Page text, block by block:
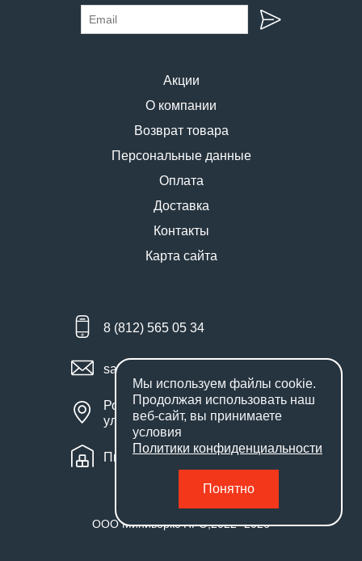
Акции
О компании
Возврат товара
Персональные данные
Оплата
Доставка
Контакты
Карта сайта
8 (812) 565 05 34
sales@miniworks.ru
Россия, Санкт-Петербург,
улица Маршала Новикова, 28Е
Пн – Пт: с 9:00 до 18:00
ООО Миниворкс ПРО,2022- 2026
Мы используем файлы cookie.
Продолжая использовать наш
веб-сайт, вы принимаете
условия
Политики конфиденциальности
Понятно